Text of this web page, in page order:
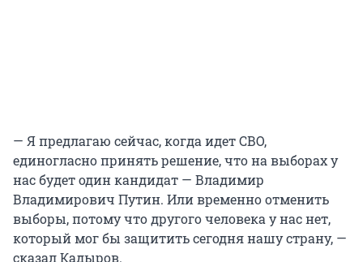
— Я предлагаю сейчас, когда идет СВО,
единогласно принять решение, что на выборах у
нас будет один кандидат — Владимир
Владимирович Путин. Или временно отменить
выборы, потому что другого человека у нас нет,
который мог бы защитить сегодня нашу страну, —
сказал Кадыров.